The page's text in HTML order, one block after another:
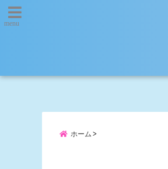
menu
ホーム